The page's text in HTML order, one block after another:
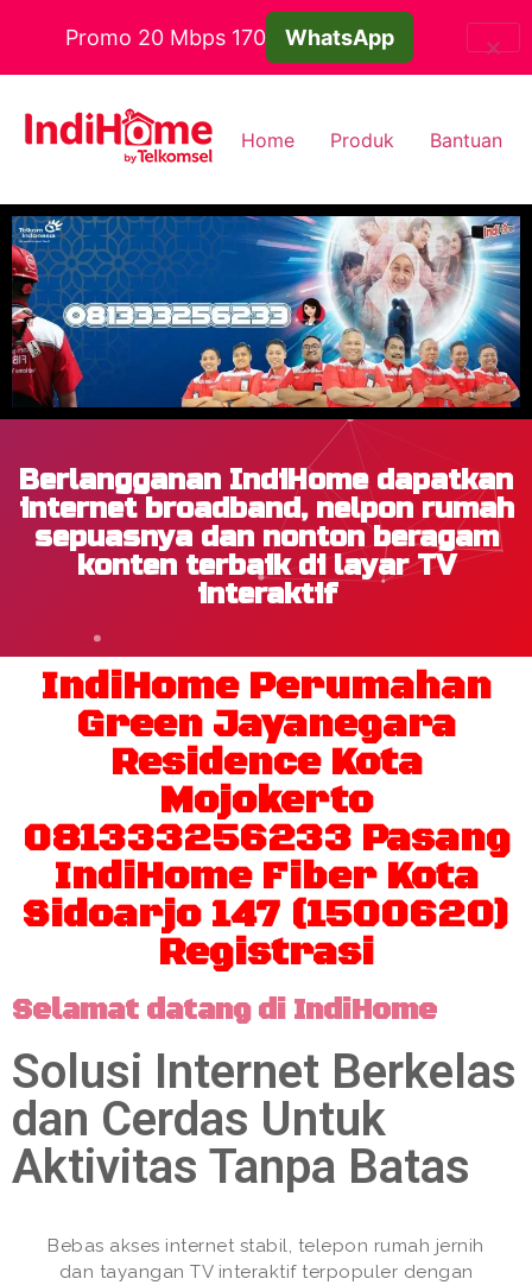
Home Produk Bantuan
Berlangganan IndiHome dapatkan
internet broadband, nelpon rumah
sepuasnya dan nonton beragam
konten terbaik di layar TV
interaktif
IndiHome Perumahan
Green Jayanegara
Residence Kota
Mojokerto
081333256233 Pasang
IndiHome Fiber Kota
Sidoarjo 147 (1500620)
Registrasi
Selamat datang di IndiHome
Solusi Internet Berkelas
dan Cerdas Untuk
Aktivitas Tanpa Batas
Bebas akses internet stabil, telepon rumah jernih
dan tayangan TV interaktif terpopuler dengan
Promo 20 Mbps 170 WhatsApp